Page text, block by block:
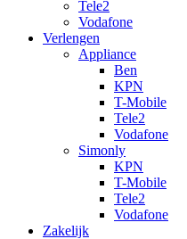
Tele2
Vodafone
Verlengen
Appliance
Ben
KPN
T-Mobile
Tele2
Vodafone
Simonly
KPN
T-Mobile
Tele2
Vodafone
Zakelijk